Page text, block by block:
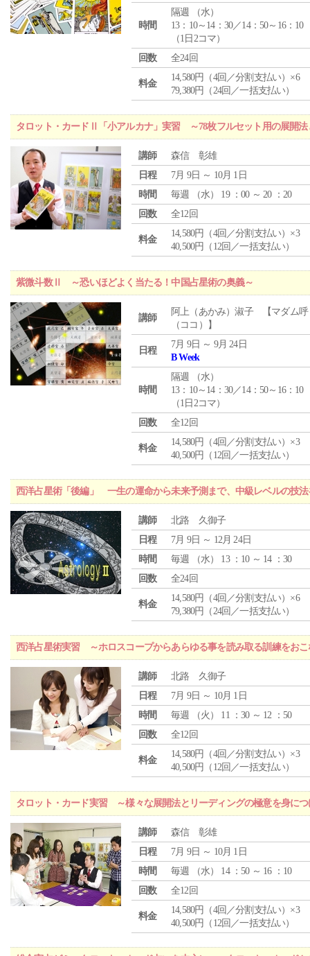
時間
隔週 （水）
13：10～14：30／14：50～16：10
（1日2コマ）
回数
全24回
料金
14,580円（4回／分割支払い）×6
79,380円（24回／一括支払い）
タロット・カードⅡ「小アルカナ」実習 ～78枚フルセット用の展開法
講師
森信 彰雄
日程
7月 9日 ～ 10月 1日
時間
毎週 （水） 19 ：00 ～ 20 ：20
回数
全12回
料金
14,580円（4回／分割支払い）×3
40,500円（12回／一括支払い）
紫微斗数Ⅱ ～恐いほどよく当たる！中国占星術の奥義～
講師
阿上（あかみ）淑子 【マダム呼
（ココ）】
日程
7月 9日 ～ 9月 24日
B Week
時間
隔週 （水）
13：10～14：30／14：50～16：10
（1日2コマ）
回数
全12回
料金
14,580円（4回／分割支払い）×3
40,500円（12回／一括支払い）
西洋占星術「後編」 一生の運命から未来予測まで、中級レベルの技法
講師
北路 久御子
日程
7月 9日 ～ 12月 24日
時間
毎週 （水） 13 ：10 ～ 14 ：30
回数
全24回
料金
14,580円（4回／分割支払い）×6
79,380円（24回／一括支払い）
西洋占星術実習 ～ホロスコープからあらゆる事を読み取る訓練をおこ
講師
北路 久御子
日程
7月 9日 ～ 10月 1日
時間
毎週 （火 ） 11 ：30 ～ 12 ：50
回数
全12回
料金
14,580円（4回／分割支払い）×3
40,500円（12回／一括支払い）
タロット・カード実習 ～様々な展開法とリーディングの極意を身につ
講師
森信 彰雄
日程
7月 9日 ～ 10月 1日
時間
毎週 （水） 14 ：50 ～ 16 ：10
回数
全12回
料金
14,580円（4回／分割支払い）×3
40,500円（12回／一括支払い）